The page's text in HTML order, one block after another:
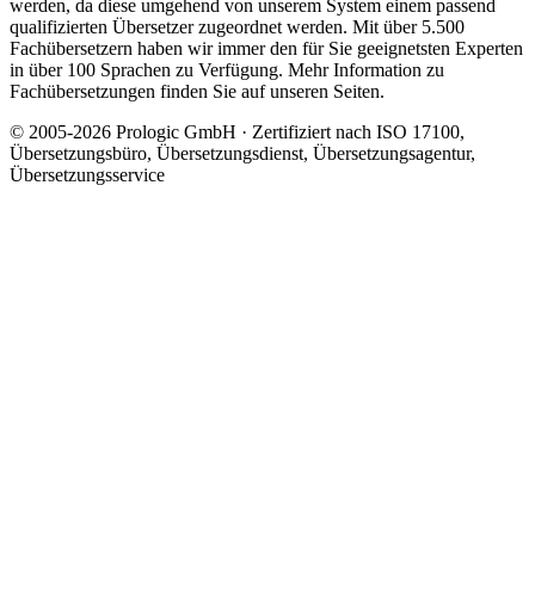
werden, da diese umgehend von unserem System einem passend
qualifizierten Übersetzer zugeordnet werden. Mit über 5.500
Fachübersetzern haben wir immer den für Sie geeignetsten Experten
in über 100 Sprachen zu Verfügung. Mehr Information zu
Fachübersetzungen finden Sie auf unseren Seiten.
© 2005-2026 Prologic GmbH · Zertifiziert nach ISO 17100,
Übersetzungsbüro, Übersetzungsdienst, Übersetzungsagentur,
Übersetzungsservice